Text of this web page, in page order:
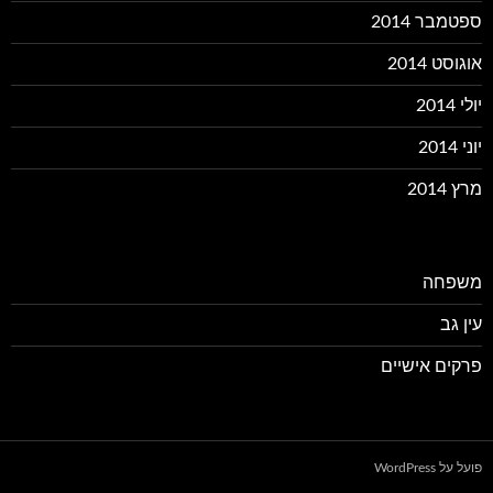
ספטמבר 2014
אוגוסט 2014
יולי 2014
יוני 2014
מרץ 2014
משפחה
עין גב
פרקים אישיים
פועל על WordPress